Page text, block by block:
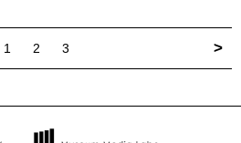
1 2 3 >